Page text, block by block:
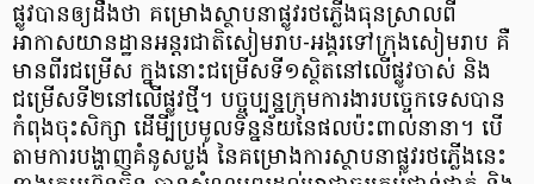
ផ្លូវបានឲ្យដឹងថា គម្រោងស្ថាបនាផ្លូវរថភ្លើងធុនស្រាលពី
អាកាសយានដ្ឋានអន្តរជាតិសៀមរាប-អង្គរទៅក្រុងសៀមរាប គឺ
មានពីរជម្រើស ក្នុងនោះជម្រើសទី១ស្ថិតនៅលើផ្លូវចាស់ និង
ជម្រើសទី២នៅលើផ្លូវថ្មី។ បច្ចុប្បន្នក្រុមការងារបច្ចេកទេសបាន
កំពុងចុះសិក្សា ដើមី្បប្រមូលទិន្នន័យនៃផលប៉ះពាល់នានា។ បើ
តាមការបង្ហាញគំនូសប្លង់ នៃគម្រោងការស្ថាបនាផ្លូវរថភ្លើងនេះ